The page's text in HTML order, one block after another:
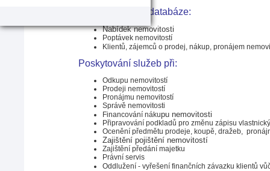
Shromažďování databáze:
Nabídek nemovitosti
Poptávek nemovitostí
Klientů, zájemců o prodej, nákup, pronájem
Poskytování služeb při:
Odkupu nemovitostí
Prodeji nemovitostí
Pronájmu nemovitostí
Správě nemovitosti
Financování nákupu nemovitosti
Připravování podkladů pro změnu zápisu
Ocenění předmětu prodeje, koupě, dražeb,
Zajištění pojištění nemovitostí
Zajištění předání majetku
Právní servis
Oddlužení - vyřešení finančních závazku klientů